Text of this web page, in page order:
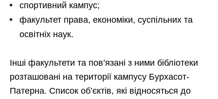
спортивний кампус;
факультет права, економіки, суспільних та
освітніх наук.
Інші факультети та пов’язані з ними бібліотеки
розташовані на території кампусу Бурхасот-
Патерна. Список об’єктів, які відносяться до